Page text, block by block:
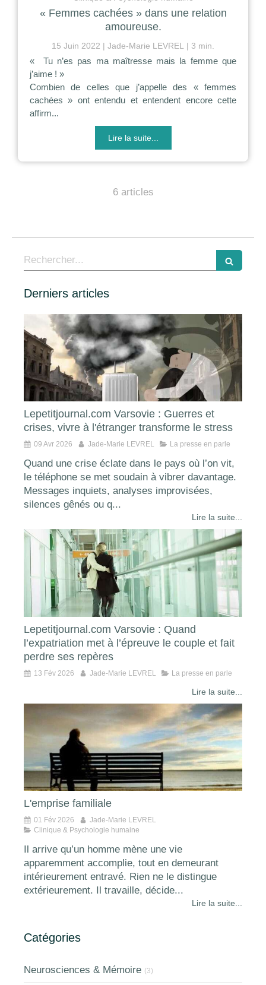
« Femmes cachées » dans une relation
amoureuse.
15 Juin 2022 Jade-Marie LEVREL 3 min.
« Tu n’es pas ma maîtresse mais la femme que
j’aime ! »
Combien de celles que j’appelle des « femmes
cachées » ont entendu et entendent encore cette
affirm...
Lire la suite...
6 articles
Rechercher
Derniers articles
Lepetitjournal.com Varsovie : Guerres et
crises, vivre à l'étranger transforme le stress
09 Avr 2026 Jade-Marie LEVREL La presse en parle
Quand une crise éclate dans le pays où l’on vit,
le téléphone se met soudain à vibrer davantage.
Messages inquiets, analyses improvisées,
silences gênés ou q...
Lire la suite...
Lepetitjournal.com Varsovie : Quand
l’expatriation met à l’épreuve le couple et fait
perdre ses repères
13 Fév 2026 Jade-Marie LEVREL La presse en parle
Lire la suite...
L'emprise familiale
01 Fév 2026
Jade-Marie LEVREL
Clinique & Psychologie humaine
Il arrive qu’un homme mène une vie
apparemment accomplie, tout en demeurant
intérieurement entravé. Rien ne le distingue
extérieurement. Il travaille, décide...
Lire la suite...
Catégories
Neurosciences & Mémoire (3)